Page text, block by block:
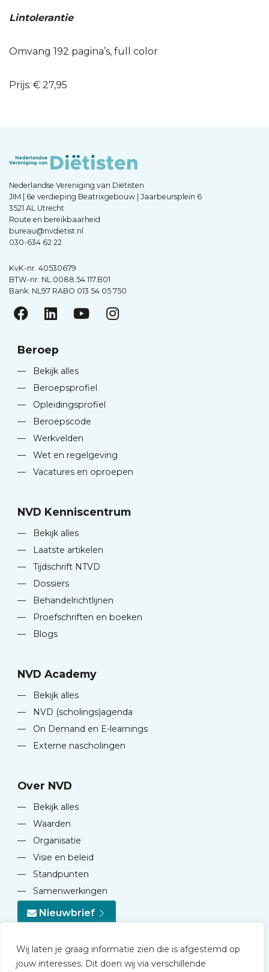
Wij laten je graag informatie zien die is afgestemd op
jouw interesses. Dit doen wij via verschillende
Lintolerantie
Omvang 192 pagina’s, full color
Prijs: € 27,95
Nederlandse Vereniging van Diëtisten
JIM | 6e verdieping Beatrixgebouw | Jaarbeursplein 6
3521 AL Utrecht
Route en bereikbaarheid
bureau@nvdietist.nl
030-634 62 22
KvK-nr. 40530679
BTW-nr. NL.0088.54.117.B01
Bank: NL97 RABO 013 54 05 750
Beroep
—
Bekijk alles
—
Beroepsprofiel
—
Opleidingsprofiel
—
Beroepscode
—
Werkvelden
—
Wet en regelgeving
—
Vacatures en oproepen
NVD Kenniscentrum
—
Bekijk alles
—
Laatste artikelen
—
Tijdschrift NTVD
—
Dossiers
—
Behandelrichtlijnen
—
Proefschriften en boeken
—
Blogs
NVD Academy
—
Bekijk alles
—
NVD (scholings)agenda
—
On Demand en E-learnings
—
Externe nascholingen
Over NVD
—
Bekijk alles
—
Waarden
—
Organisatie
—
Visie en beleid
—
Standpunten
—
Samenwerkingen
Nieuwbrief